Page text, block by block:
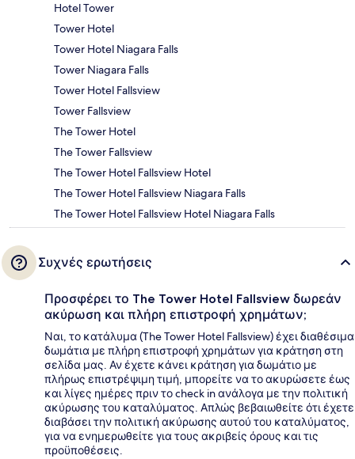
Hotel Tower
Tower Hotel
Tower Hotel Niagara Falls
Tower Niagara Falls
Tower Hotel Fallsview
Tower Fallsview
The Tower Hotel
The Tower Fallsview
The Tower Hotel Fallsview Hotel
The Tower Hotel Fallsview Niagara Falls
The Tower Hotel Fallsview Hotel Niagara Falls
Συχνές ερωτήσεις
Προσφέρει το The Tower Hotel Fallsview δωρεάν
ακύρωση και πλήρη επιστροφή χρημάτων;
Ναι, το κατάλυμα (The Tower Hotel Fallsview) έχει διαθέσιμα
δωμάτια με πλήρη επιστροφή χρημάτων για κράτηση στη
σελίδα μας. Αν έχετε κάνει κράτηση για δωμάτιο με
πλήρως επιστρέψιμη τιμή, μπορείτε να το ακυρώσετε έως
και λίγες ημέρες πριν το check in ανάλογα με την πολιτική
ακύρωσης του καταλύματος. Απλώς βεβαιωθείτε ότι έχετε
διαβάσει την πολιτική ακύρωσης αυτού του καταλύματος,
για να ενημερωθείτε για τους ακριβείς όρους και τις
προϋποθέσεις.